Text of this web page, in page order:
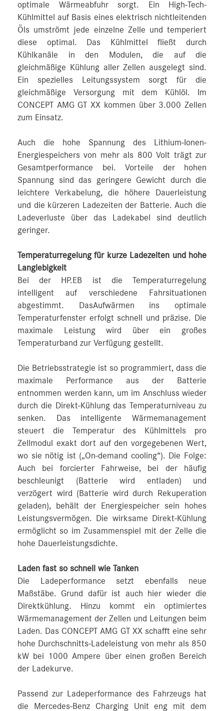
optimale Wärmeabfuhr sorgt. Ein High-Tech-
Kühlmittel auf Basis eines elektrisch nichtleitenden
Öls umströmt jede einzelne Zelle und temperiert
diese optimal. Das Kühlmittel fließt durch
Kühlkanäle in den Modulen, die auf die
gleichmäßige Kühlung aller Zellen ausgelegt sind.
Ein spezielles Leitungssystem sorgt für die
gleichmäßige Versorgung mit dem Kühlöl. Im
CONCEPT AMG GT XX kommen über 3.000 Zellen
zum Einsatz.
Auch die hohe Spannung des Lithium-Ionen-
Energiespeichers von mehr als 800 Volt trägt zur
Gesamtperformance bei. Vorteile der hohen
Spannung sind das geringere Gewicht durch die
leichtere Verkabelung, die höhere Dauerleistung
und die kürzeren Ladezeiten der Batterie. Auch die
Ladeverluste über das Ladekabel sind deutlich
geringer.
Temperaturregelung für kurze Ladezeiten und hohe
Langlebigkeit
Bei der HP.EB ist die Temperaturregelung
intelligent auf verschiedene Fahrsituationen
abgestimmt. DasAufwärmen ins optimale
Temperaturfenster erfolgt schnell und präzise. Die
maximale Leistung wird über ein großes
Temperaturband zur Verfügung gestellt.
Die Betriebsstrategie ist so programmiert, dass die
maximale Performance aus der Batterie
entnommen werden kann, um im Anschluss wieder
durch die Direkt-Kühlung das Temperaturniveau zu
senken. Das intelligente Wärmemanagement
steuert die Temperatur des Kühlmittels pro
Zellmodul exakt dort auf den vorgegebenen Wert,
wo sie nötig ist („On-demand cooling“). Die Folge:
Auch bei forcierter Fahrweise, bei der häufig
beschleunigt (Batterie wird entladen) und
verzögert wird (Batterie wird durch Rekuperation
geladen), behält der Energiespeicher sein hohes
Leistungsvermögen. Die wirksame Direkt-Kühlung
ermöglicht so im Zusammenspiel mit der Zelle die
hohe Dauerleistungsdichte.
Laden fast so schnell wie Tanken
Die Ladeperformance setzt ebenfalls neue
Maßstäbe. Grund dafür ist auch hier wieder die
Direktkühlung. Hinzu kommt ein optimiertes
Wärmemanagement der Zellen und Leitungen beim
Laden. Das CONCEPT AMG GT XX schafft eine sehr
hohe Durchschnitts-Ladeleistung von mehr als 850
kW bei 1000 Ampere über einen großen Bereich
der Ladekurve.
Passend zur Ladeperformance des Fahrzeugs hat
die Mercedes-Benz Charging Unit eng mit dem